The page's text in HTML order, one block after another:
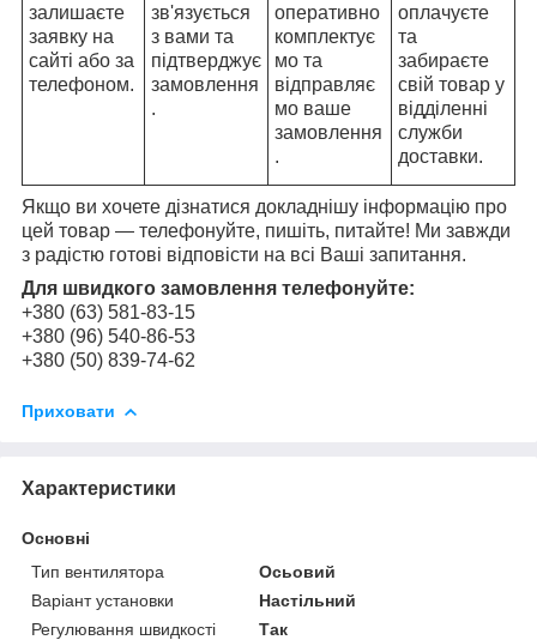
залишаєте
заявку на
сайті або за
телефоном.
зв'язується
з вами та
підтверджує
замовлення
.
оперативно
комплектує
мо та
відправляє
мо ваше
замовлення
.
оплачуєте
та
забираєте
свій товар у
відділенні
служби
доставки.
Якщо ви хочете дізнатися докладнішу інформацію про
цей товар — телефонуйте, пишіть, питайте! Ми завжди
з радістю готові відповісти на всі Ваші запитання.
Для швидкого замовлення телефонуйте:
+380 (63) 581-83-15
+380 (96) 540-86-53
+380 (50) 839-74-62
Приховати
Характеристики
Основні
Тип вентилятора
Осьовий
Варіант установки
Настільний
Регулювання швидкості
Так